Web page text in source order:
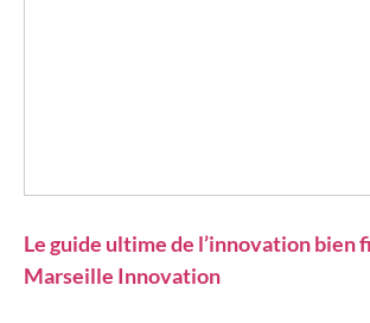
Le guide ultime de l’innovation bien
Marseille Innovation